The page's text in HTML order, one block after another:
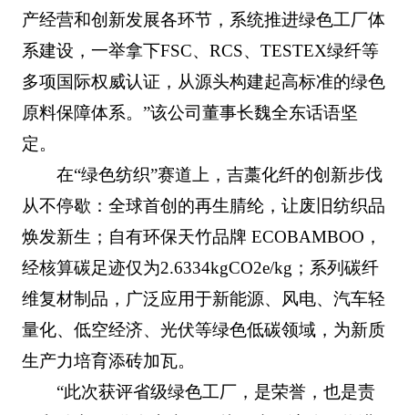
产经营和创新发展各环节，系统推进绿色工厂体
系建设，一举拿下FSC、RCS、TESTEX绿纤等
多项国际权威认证，从源头构建起高标准的绿色
原料保障体系。”该公司董事长魏全东话语坚
定。
在“绿色纺织”赛道上，吉藁化纤的创新步伐
从不停歇：全球首创的再生腈纶，让废旧纺织品
焕发新生；自有环保天竹品牌 ECOBAMBOO，
经核算碳足迹仅为2.6334kgCO2e/kg；系列碳纤
维复材制品，广泛应用于新能源、风电、汽车轻
量化、低空经济、光伏等绿色低碳领域，为新质
生产力培育添砖加瓦。
“此次获评省级绿色工厂，是荣誉，也是责